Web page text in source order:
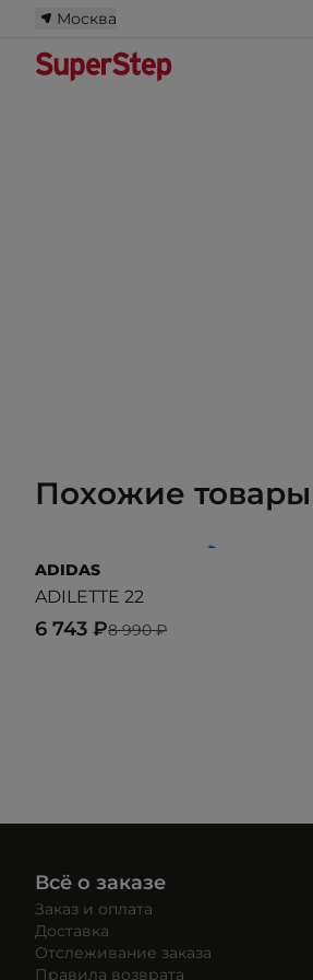
Москва
Похожие товары
ADIDAS
ADILETTE 22
8 990 ₽
6 743 ₽
Всё о заказе
Заказ и оплата
Доставка
Отслеживание заказа
Правила возврата